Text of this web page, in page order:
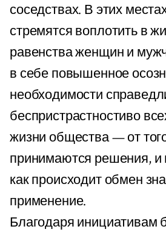
соседствах. В этих
стремятся воплотить в
равенства женщин и
в себе повышенное
необходимости
беспристрастностиво
жизни общества — от
принимаются решения, и
как происходит обмен
применение.
Благодаря инициативам